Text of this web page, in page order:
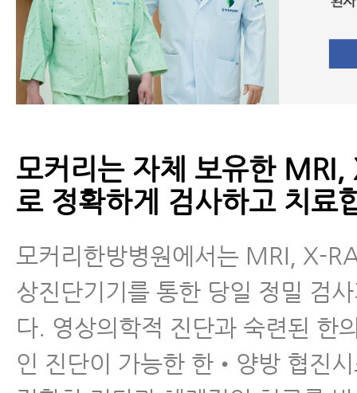
모커리는 자체 보유한 MRI,
로 정확하게 검사하고 치료
모커리한방병원에서는 MRI, X-
상진단기기를 통한 당일 정밀 검
다. 영상의학적 진단과 숙련된 한
인 진단이 가능한 한•양방 협진